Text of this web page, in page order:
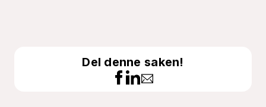
Del denne saken!